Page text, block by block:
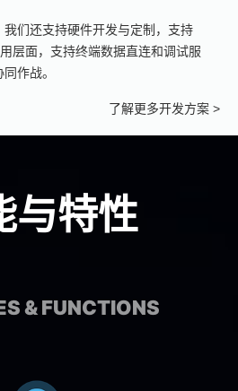
们还支持硬件开发与定制，支持
层面，支持终端数据直连和调试服
作战。
了解更多开发方案 >
与特性
& FUNCTIONS